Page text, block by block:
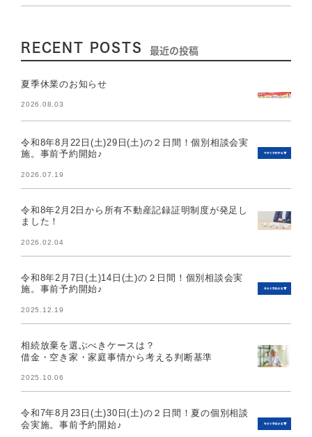
RECENT POSTS 最近の投稿
夏季休業のお知らせ
2026.08.03
令和8年8月22日(土)29日(土)の２日間！個別相談会実
施。事前予約開始♪
2026.07.19
令和8年2月2日から所有不動産記録証明制度が発足し
ました！
2026.02.04
令和8年2月7日(土)14日(土)の２日間！個別相談会実
施。事前予約開始♪
2025.12.19
相続放棄を選ぶべきケースは？
借金・空き家・家庭事情から考える判断基準
2025.10.06
令和7年8月23日(土)30日(土)の２日間！夏の個別相談
会実施。事前予約開始♪